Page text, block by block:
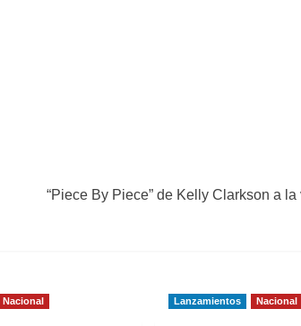
“Piece By Piece” de Kelly Clarkson a la
Nacional Lanzamientos Nacional